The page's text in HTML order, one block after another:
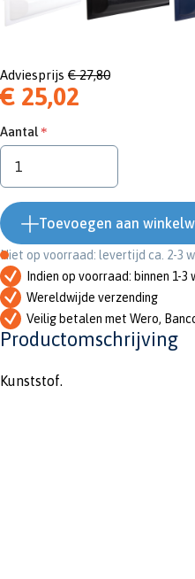
Adviesprijs € 27,80
€ 25,02
Aantal
Toevoegen aan
Niet op voorraad: levertijd ca. 2-3
Indien op voorraad: binnen 1-3
Wereldwijde verzending
Veilig betalen met Wero,
Productomschrijving
Kunststof.